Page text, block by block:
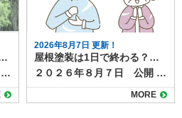
起こす雨漏りリスクと劣化症状
２０２６年８月８日 公開 近年、夏場を中心にゲリラ豪雨や短期集中豪雨が増加しています。突然の強い雨は、普段は問題のない屋根や外壁でも、雨漏りを引き起こすきっかけになることがあります。 ここでは、豪雨による雨漏りの仕組みと、事前にチェックすべき劣化症状、そして台風との違いや被害パターンについて解説します。 目次豪雨が雨漏りを悪化させる理由台風と豪雨の違いと被害パターン雨漏りを招く劣化症状屋根材のひび割れや欠け棟板金や金属部分の浮き外壁のクラック（ひび）シーリング（コーキング）の剥がれや硬化屋上やベランダ防水層の劣化豪雨後にチェックすべきサイン集中豪雨の季節が来る前にお家の点検を 豪雨が雨漏りを悪化させる理由 短時間に大量の雨が降ると、通常の排水機能では処理しきれず長時間同じ場所に水がとどまるため、屋根や外壁の隙間から水が侵入しやすくなります。 さらに、風を伴う豪雨では雨水が横から吹き込み、普段は濡れない箇所にまで到達することもあります。その結果、軽微なひび割れやコーキングの劣化が一気に雨漏りへと発展する可能性が高まります。 台風と豪雨の違いと被害パターン 台風は長時間にわたり強い風雨が続くため、屋根材の飛散や外壁材の破損など、構造的な被害が出やすい傾向があります。 一方、短期集中豪雨は局地的かつ短時間で大量の雨を降らせるため、排水不良や小さな隙間からの水の侵入が主な原因になります。 つまり、台風は「風＋雨」で大きな破損をもたらし、豪雨は「水量」によって既存の弱点を突くのが特徴です。 雨漏りを招く劣化症状 豪雨時に雨漏りが発生しやすいのは、以下のような劣化症状が見られます。ゲリラ豪雨や台風時期が到来する前に今一度確認しましょう。 屋根材のひび割れや欠け 瓦やスレートの割れ目から水が浸入し、下地を傷めます。 棟板金や金属部分の浮き 風雨の影響で金属部が浮き上がり、雨水が入り込む経路になります。 外壁のクラック（ひび） 0.3mm程度の細いひびでも、豪雨時には水が勢いよく侵入します。 シーリング（コーキング）の剥がれや硬化 窓枠や外壁のつなぎ目の防水材が劣化すると、隙間から水が入りやすくなります。 屋上やベランダ防水層の劣化 防水層のひびや剥がれは、豪雨で一気に雨漏りを悪化させます。 豪雨後にチェックすべきサイン 短期集中豪雨の後、以下のような症状が見られる場合は、すでに雨水が内部に侵入し雨漏りが進行している可能性があります。 天井や壁のシミ クロスや壁紙の浮き・剥がれ 室内のカビ臭 屋根裏の湿気や濡れ跡 雨漏りは勝手に直ることはありません。放置すると、木材の腐食や断熱材の劣化が進行し、お家の耐久性に影響が出たり、腐食部材の修理費が高額になったりと、お家にとって多くのデメリットとリスクがあります。 集中豪雨の季節が来る前にお家の点検を 短期集中豪雨は、わずかな劣化でも雨漏りを引き起こす危険性があります。台風のような大規模被害とは違い、小さな不具合を突く形で被害が広がるため、日頃の点検が欠かせません。屋根や外壁、シーリング、防水層の状態を定期的に確認し、早めの補修で豪雨被害を防ぎましょう。 塗り達では、雨漏り点検のほか、外壁や屋根の劣化診断・補修施工提案など随時承っています。 豪雨や台風の季節の前に一度お家の健康診断をしませんか？ご相談は下記よりお気軽にどうぞ
2026年8月7日 更新！
屋根塗装は1日で終わる？工事期間と注意点
２０２６年８月７日 公開 屋根塗装の工事について、「作業は何日かかるのか」「1日で終わるのか」が気になる方も多いでしょう。 たしかに工事期間が短ければうれしいかもしれませんが、きちんと施工できていなければ意味がありませんよね。 結論から言うと、屋根塗装をしっかりと行う場合、1日で完了することはほとんどありません。ここでは、屋根塗装の一般的な工程と日数、1日で終わらせる場合の条件や注意点を解説します。 目次屋根塗装の一般的な工期足場組立高圧洗浄下地処理・補修下塗り中塗り・上塗り仕上げ・点検・足場解体1日で終わる場合の条件無理に1日で終わらせるリスク塗膜の耐久性低下仕上がりのムラ屋根塗装は正しい施工で高品質メンテナンスになります 屋根塗装の一般的な工期 屋根塗装は下地処理から仕上げまで複数工程があり、通常は５〜7日程度かかります。工程は以下の通りです。 足場組立 屋根塗装は高所作業のため、必ず足場を組みます。足場組みは半日～１日で完了します。 高圧洗浄 屋根表面の汚れやコケ、古い塗膜を水圧で洗い落とします。洗浄後はしっかり乾燥させる必要があり、この時点で1日かかります。 下地処理・補修 ひび割れ補修や板金部分のケレン作業など、塗装前の準備を行います。屋根の大きさや劣化の程度によって作業量が異なりますか、およそ半日～１日かけて行います。 下塗り 塗料の密着性を高めるための下塗りを行います。乾燥時間は数時間〜1日必要です。 中塗り・上塗り 色付けと耐久性を高めるため、同じ塗料を2回塗り重ねます。塗り重ねの間にも乾燥時間を取ります。中塗り・上塗りともにしっかり乾燥時間を設けるので、最低でも２日以上はかかります。 仕上げ・点検・足場解体 塗り残しやムラのチェック、清掃などを行って完了です。 1日で終わる場合の条件 前項で見てきたように、屋根塗装の一般的な工程をすべて踏むとすると、１日で作業が終わることはありません。 部分補修のみなど特殊な条件の塗装であれば、1日で作業が終わるケースもあります。 ただし、これらはあくまで例外であり、耐久性や美観を長く保ちたい場合には不向きです。 無理に1日で終わらせるリスク 屋根塗装を早く終わらせたい！と無理やり１日で終わらせると次のようなリスク・デメリットがあります。 塗膜の耐久性低下 乾燥時間を十分に取らないと塗料の性能が発揮できず、剥がれやすくなります。グレードの高い塗料であれば耐久年数は２０年にもなりますが、施工不良によってわずか数年ではがれてきてしまうというケースも。 仕上がりのムラ 急いで塗ることで塗りムラや厚み不足が起こりやすくなります。厚み不足は塗膜が均一でない証拠なので、部分的に早く劣化したり、美観性が損なわれたりする原因になります。 屋根塗装は正しい施工で高品質メンテナンスになります 屋根塗装は品質を守るために、基本的には数日かけて行うのが理想です。1日で終わらせることは可能な場合もありますが、その多くは部分塗装や応急処置に限られます。長持ちする塗装を求めるなら、日数に余裕を持ち、しっかりと工程を踏む業者を選びましょう。 塗り達では、各工程を写真におさめ、正しい施工を遵守しています。高品質な屋根塗装なら塗り達にお任せください！
MORE